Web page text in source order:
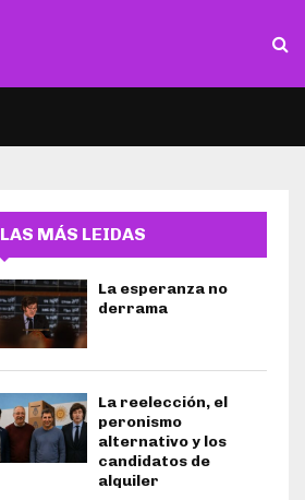
LAS MÁS LEIDAS
La esperanza no
derrama
La reelección, el
peronismo
alternativo y los
candidatos de
alquiler